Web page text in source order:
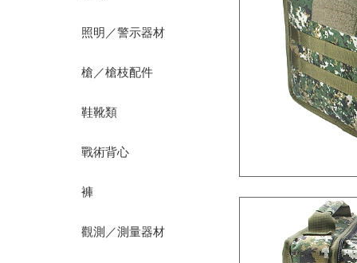
照明／警示器材
槍／槍枝配件
鞋靴類
戰術背心
褲
觀測／測量器材